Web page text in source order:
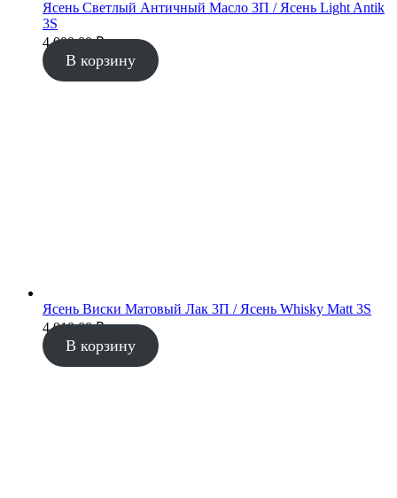
Ясень Светлый Античный Масло 3П / Ясень Light Antik
3S
4 000.00₽
В корзину
Ясень Виски Матовый Лак 3П / Ясень Whisky Matt 3S
4 010.00₽
В корзину